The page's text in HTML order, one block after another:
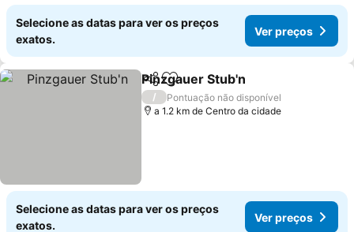
Selecione as datas para ver os preços
exatos.
Ver preços
PartilharAdicionar aos favoritos
Pinzgauer Stub'n
/
Pontuação não disponível
a 1.2 km de Centro da cidade
Selecione as datas para ver os preços
exatos.
Ver preços